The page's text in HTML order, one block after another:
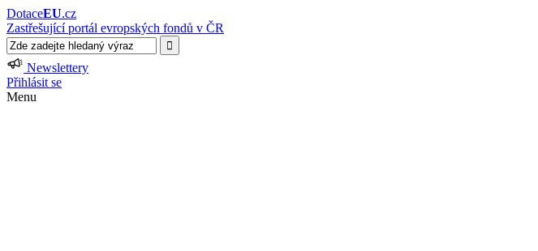
DotaceEU.cz
Zastřešující portál evropských fondů v ČR
Newslettery
Přihlásit se
Menu